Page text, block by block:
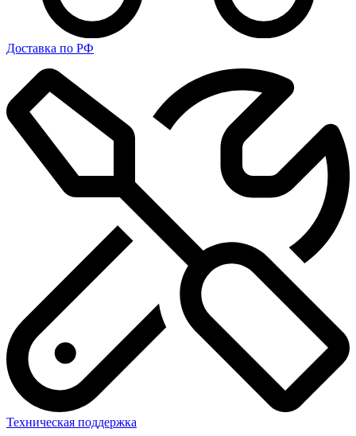
Доставка по РФ
Техническая поддержка